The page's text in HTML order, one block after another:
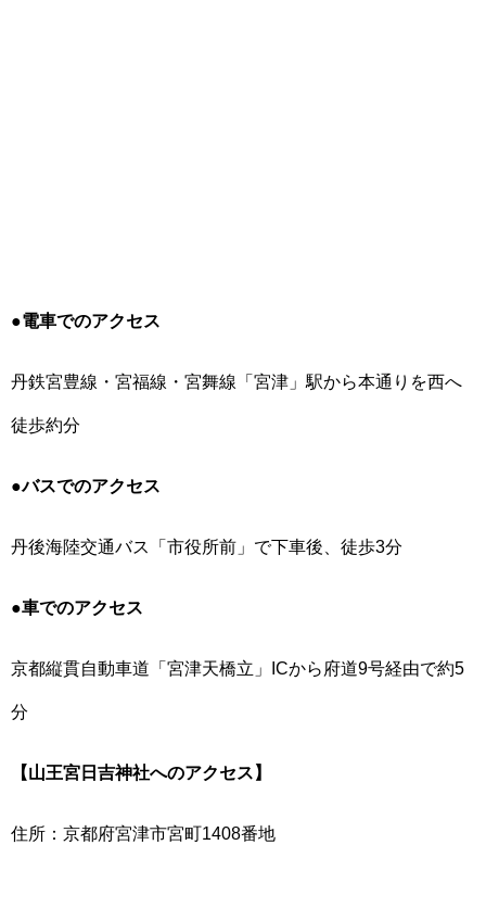
●電車でのアクセス
丹鉄宮豊線・宮福線・宮舞線「宮津」駅から本通りを西へ
徒歩約分
●バスでのアクセス
丹後海陸交通バス「市役所前」で下車後、徒歩3分
●車でのアクセス
京都縦貫自動車道「宮津天橋立」ICから府道9号経由で約5
分
【山王宮日吉神社へのアクセス】
住所：京都府宮津市宮町1408番地